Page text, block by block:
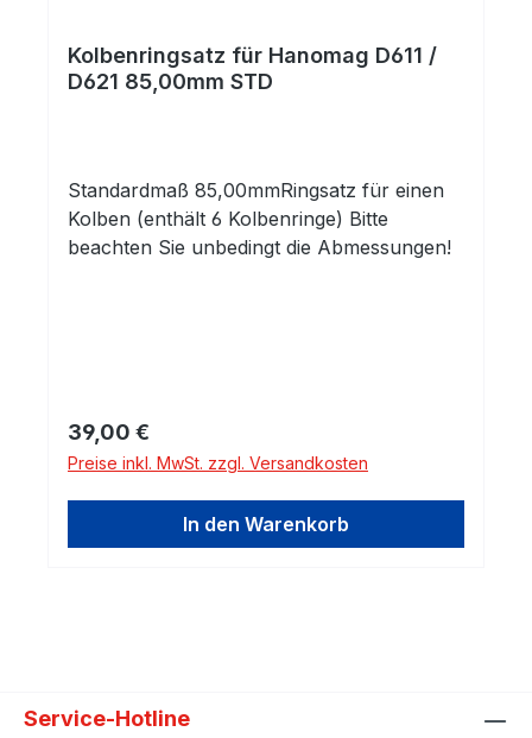
Kolbenringsatz für Hanomag D611 /
D621 85,00mm STD
Standardmaß 85,00mmRingsatz für einen
Kolben (enthält 6 Kolbenringe) Bitte
beachten Sie unbedingt die Abmessungen!
Regulärer Preis:
39,00 €
Preise inkl. MwSt. zzgl. Versandkosten
In den Warenkorb
Service-Hotline